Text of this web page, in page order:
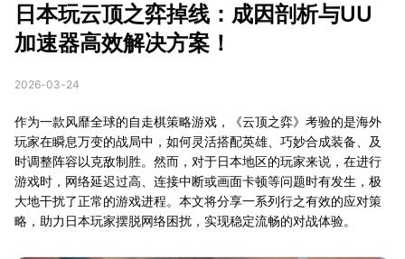
日本玩云顶之弈掉线：成因剖析与UU
加速器高效解决方案！
2026-03-24
作为一款风靡全球的自走棋策略游戏，《云顶之弈》考验的是海外
玩家在瞬息万变的战局中，如何灵活搭配英雄、巧妙合成装备、及
时调整阵容以克敌制胜。然而，对于日本地区的玩家来说，在进行
游戏时，网络延迟过高、连接中断或画面卡顿等问题时有发生，极
大地干扰了正常的游戏进程。本文将分享一系列行之有效的应对策
略，助力日本玩家摆脱网络困扰，实现稳定流畅的对战体验。